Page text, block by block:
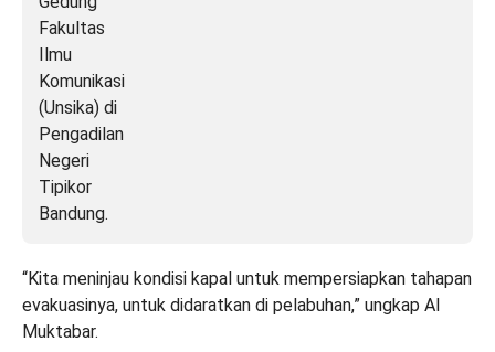
“Kita meninjau kondisi kapal untuk mempersiapkan tahapan
evakuasinya, untuk didaratkan di pelabuhan,” ungkap Al
Muktabar.